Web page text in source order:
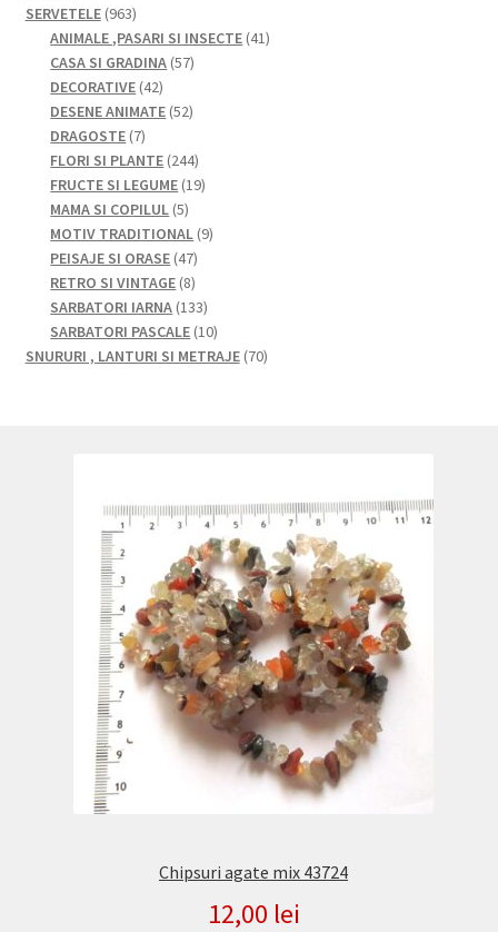
produse
SERVETELE 963963
de
produse
ANIMALE ,PASARI SI INSECTE 4141
CASA SI GRADINA 5757
produse
DECORATIVE 4242
de
DESENE ANIMATE 5252
produse
DRAGOSTE 77
produse
FLORI SI PLANTE 244244
de
FRUCTE SI LEGUME 1919
MAMA SI COPILUL 55
produse
MOTIV TRADITIONAL 99
PEISAJE SI ORASE 4747
de
produse
RETRO SI VINTAGE 88
produse
SARBATORI IARNA 133133
de
produse
SARBATORI PASCALE 1010
produse
SNURURI , LANTURI SI METRAJE 7070
Chipsuri agate mix 43724
12,00 lei